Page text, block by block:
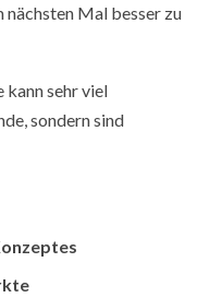
nächsten Mal besser zu
kann sehr viel
sondern sind